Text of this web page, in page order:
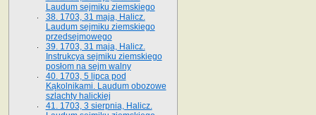
Laudum sejmiku ziemskiego
38. 1703, 31 maja, Halicz.
Laudum sejmiku ziemskiego
przedsejmowego
39. 1703, 31 maja, Halicz.
Instrukcya sejmiku ziemskiego
posłom na sejm walny
40. 1703, 5 lipca pod
Kąkolnikami. Laudum obozowe
szlachty halickiej
41­. 1703, 3 sierpnia, Halicz.